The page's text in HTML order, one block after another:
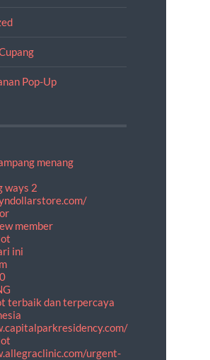
Pop-Up
menang
ways 2
member
ini
terbaik dan terpercaya
urgent-